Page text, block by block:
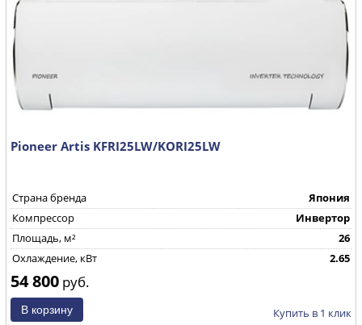
Pioneer Artis KFRI25LW/KORI25LW
Страна бренда
Япония
Компрессор
Инвертор
Площадь, м²
26
Охлаждение, кВт
2.65
54 800 руб.
Купить в 1 клик